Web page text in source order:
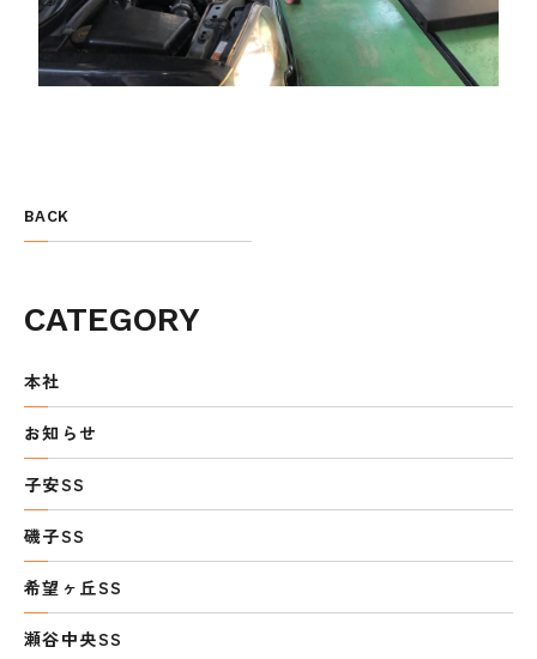
BACK
CATEGORY
本社
お知らせ
子安SS
磯子SS
希望ヶ丘SS
瀬谷中央SS